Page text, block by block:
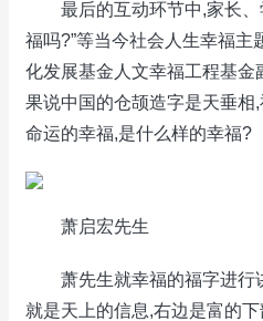
最后的互动环节中,家长、
福吗?”等当今社会人生幸福主
化发展基金人文幸福工程基金
果说中国的仓颉造字是天垂相
命运的幸福,是什么样的幸福?
萧启宏先生
萧先生就幸福的福字进行
就是天上的信息,右边是富的